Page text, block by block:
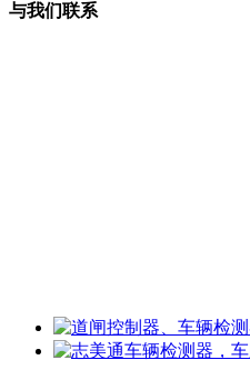
与我们联系